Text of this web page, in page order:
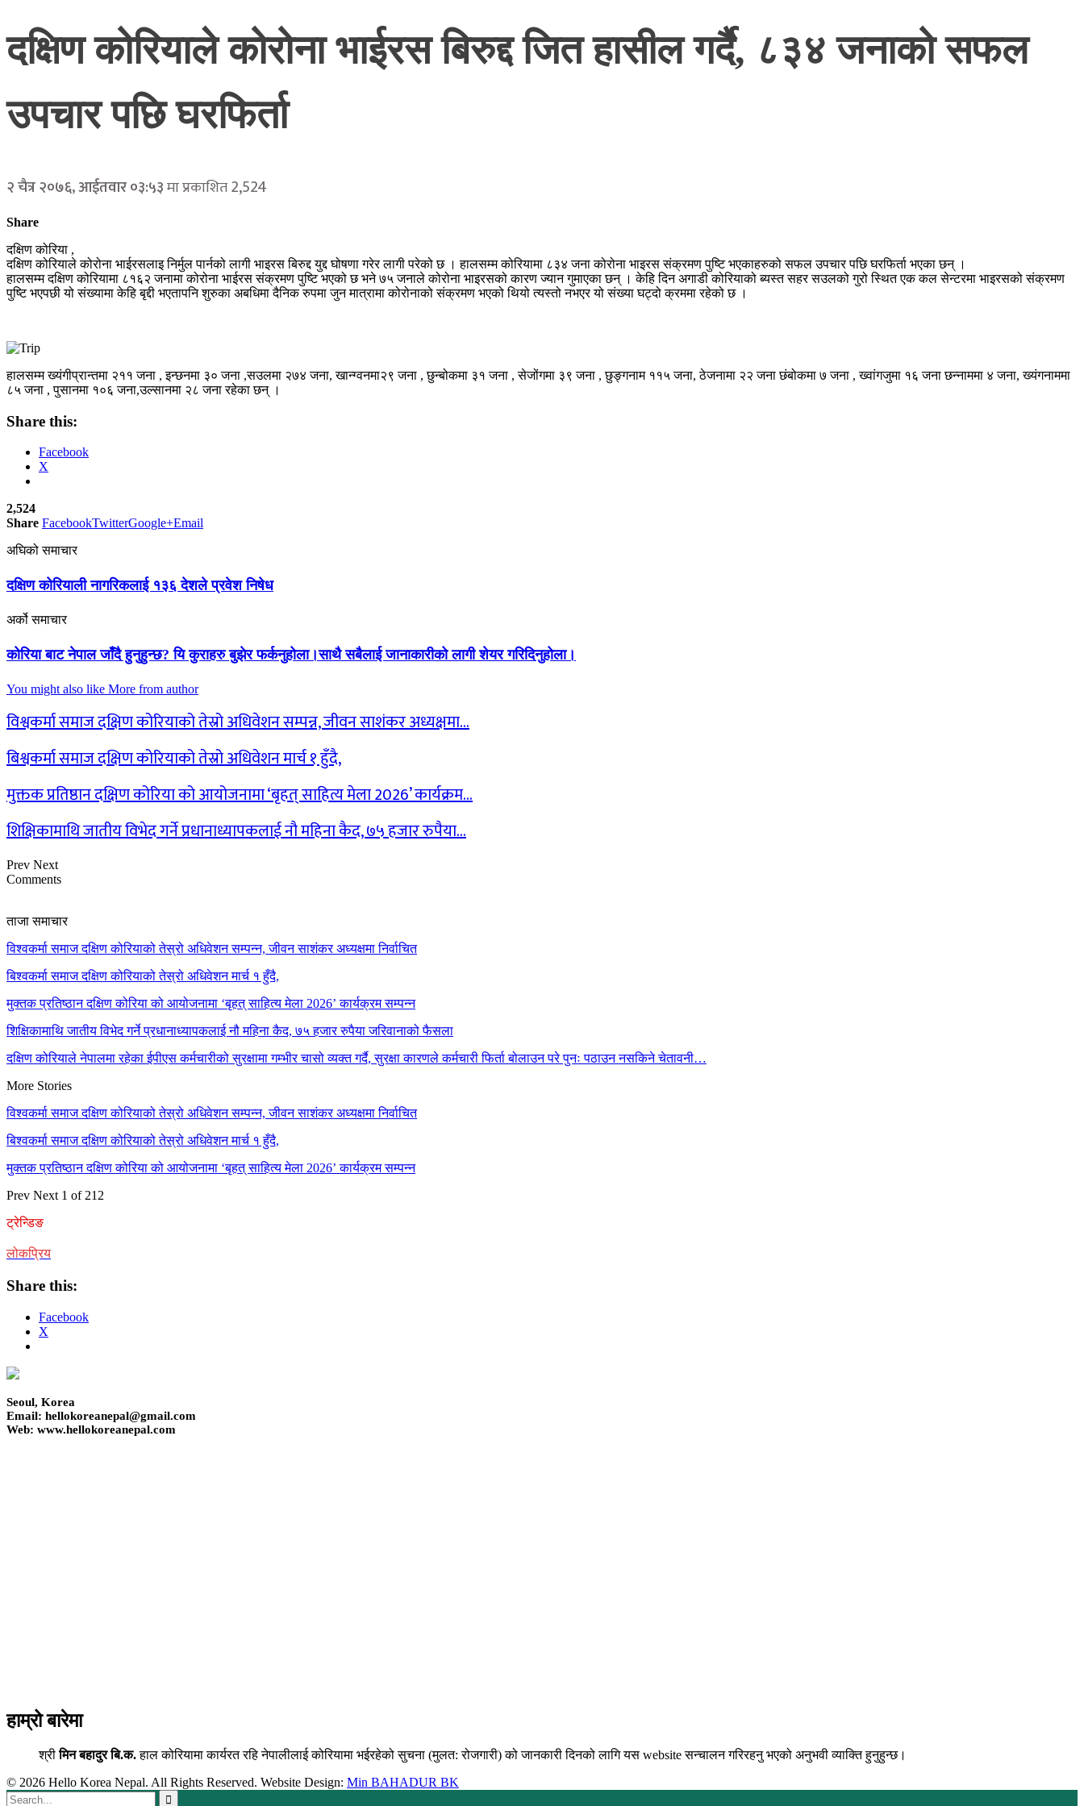
दक्षिण कोरियाले कोरोना भाईरस बिरुद्द जित हासील गर्दै, ८३४ जनाको सफल
उपचार पछि घरफिर्ता
२ चैत्र २०७६, आईतवार ०३:५३मा प्रकाशित2,524
Share
दक्षिण कोरिया ,
दक्षिण कोरियाले कोरोना भाईरसलाइ निर्मुल पार्नको लागी भाइरस बिरुद्द युद्द घोषणा गरेर लागी परेको छ । हालसम्म कोरियामा ८३४ जना कोरोना भाइरस संक्रमण पुष्टि भएकाहरुको सफल उपचार पछि घरफिर्ता भएका छन् ।
हालसम्म दक्षिण कोरियामा ८१६२ जनामा कोरोना भाईरस संक्रमण पुष्टि भएको छ भने ७५ जनाले कोरोना भाइरसको कारण ज्यान गुमाएका छन् । केहि दिन अगाडी कोरियाको ब्यस्त सहर सउलको गुरो स्थित एक कल सेन्टरमा भाइरसको संक्रमण
पुष्टि भएपछी यो संख्यामा केहि बृद्दी भएतापनि शुरुका अबधिमा दैनिक रुपमा जुन मात्रामा कोरोनाको संक्रमण भएको थियो त्यस्तो नभएर यो संख्या घट्दो क्रममा रहेको छ ।
हालसम्म ख्यंगीप्रान्तमा २११ जना , इन्छनमा ३० जना ,सउलमा २७४ जना, खान्ग्वनमा२९ जना , छुन्बोकमा ३१ जना , सेजोंगमा ३९ जना , छुङ्गनाम ११५ जना, ठेजनामा २२ जना छंबोकमा ७ जना , ख्वांगजुमा १६ जना छन्नाममा ४ जना, ख्यंगनाममा
८५ जना , पुसानमा १०६ जना,उल्सानमा २८ जना रहेका छन् ।
Share this:
Facebook
X
2,524
Share FacebookTwitterGoogle+Email
अघिको समाचार
दक्षिण कोरियाली नागरिकलाई १३६ देशले प्रवेश निषेध
अर्को समाचार
कोरिया बाट नेपाल जाँदै हुनुहुन्छ? यि कुराहरु बुझेर फर्कनुहोला।साथै सबैलाई जानाकारीको लागी शेयर गरिदिनुहोला।
You might also like More from author
विश्वकर्मा समाज दक्षिण कोरियाको तेस्रो अधिवेशन सम्पन्न, जीवन साशंकर अध्यक्षमा…
बिश्वकर्मा समाज दक्षिण कोरियाको तेस्रो अधिवेशन मार्च १ हुँदै,
मुक्तक प्रतिष्ठान दक्षिण कोरिया को आयोजनामा ‘बृहत् साहित्य मेला 2026’ कार्यक्रम…
शिक्षिकामाथि जातीय विभेद गर्ने प्रधानाध्यापकलाई नौ महिना कैद, ७५ हजार रुपैया…
Prev Next
Comments
ताजा समाचार
विश्वकर्मा समाज दक्षिण कोरियाको तेस्रो अधिवेशन सम्पन्न, जीवन साशंकर अध्यक्षमा निर्वाचित
बिश्वकर्मा समाज दक्षिण कोरियाको तेस्रो अधिवेशन मार्च १ हुँदै,
मुक्तक प्रतिष्ठान दक्षिण कोरिया को आयोजनामा ‘बृहत् साहित्य मेला 2026’ कार्यक्रम सम्पन्न
शिक्षिकामाथि जातीय विभेद गर्ने प्रधानाध्यापकलाई नौ महिना कैद, ७५ हजार रुपैया जरिवानाको फैसला
दक्षिण कोरियाले नेपालमा रहेका ईपीएस कर्मचारीको सुरक्षामा गम्भीर चासो व्यक्त गर्दै, सुरक्षा कारणले कर्मचारी फिर्ता बोलाउन परे पुनः पठाउन नसकिने चेतावनी…
More Stories
विश्वकर्मा समाज दक्षिण कोरियाको तेस्रो अधिवेशन सम्पन्न, जीवन साशंकर अध्यक्षमा निर्वाचित
बिश्वकर्मा समाज दक्षिण कोरियाको तेस्रो अधिवेशन मार्च १ हुँदै,
मुक्तक प्रतिष्ठान दक्षिण कोरिया को आयोजनामा ‘बृहत् साहित्य मेला 2026’ कार्यक्रम सम्पन्न
Prev Next 1 of 212
ट्रेन्डिङ
लोकप्रिय
Share this:
Facebook
X
Seoul, Korea
Email: hellokoreanepal@gmail.com
Web: www.hellokoreanepal.com
हाम्रो बारेमा
श्रीमिन बहादुर बि.क.हाल कोरियामा कार्यरत रहि नेपालीलाई कोरियामा भईरहेको सुचना (मुलत: रोजगारी) को जानकारी दिनको लागि यस website सन्चालन गरिरहनु भएको अनुभवी व्याक्ति हुनुहुन्छ।
© 2026 Hello Korea Nepal. All Rights Reserved. Website Design: Min BAHADUR BK